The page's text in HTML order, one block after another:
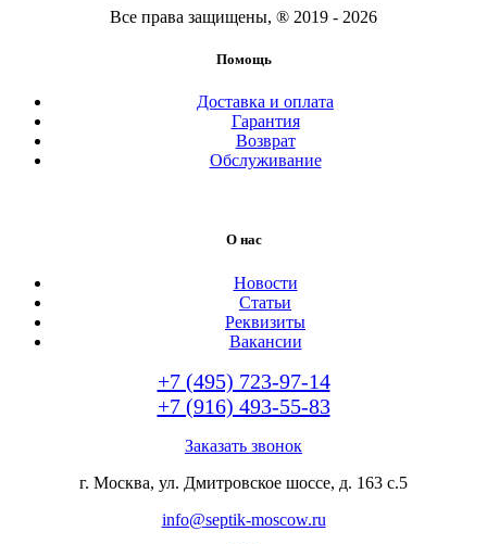
Все права защищены, ® 2019 - 2026
Помощь
Доставка и оплата
Гарантия
Возврат
Обслуживание
О нас
Новости
Статьи
Реквизиты
Вакансии
+7 (495) 723-97-14
+7 (916) 493-55-83
Заказать звонок
г. Москва, ул. Дмитровское шоссе, д. 163 с.5
info@septik-moscow.ru